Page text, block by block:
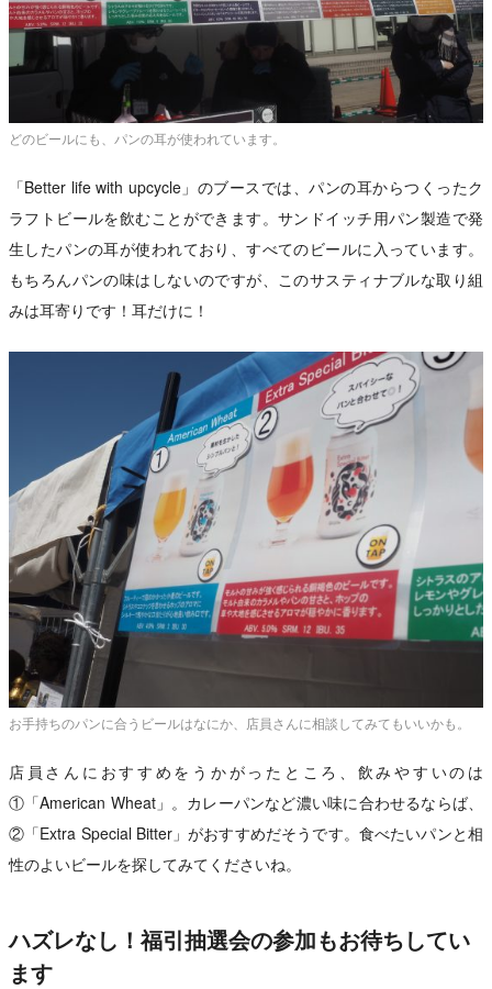
どのビールにも、パンの耳が使われています。
「Better life with upcycle」のブースでは、パンの耳からつくったク
ラフトビールを飲むことができます。サンドイッチ用パン製造で発
生したパンの耳が使われており、すべてのビールに入っています。
もちろんパンの味はしないのですが、このサスティナブルな取り組
みは耳寄りです！耳だけに！
お手持ちのパンに合うビールはなにか、店員さんに相談してみてもいいかも。
店員さんにおすすめをうかがったところ、飲みやすいのは
①「American Wheat」。カレーパンなど濃い味に合わせるならば、
②「Extra Special Bitter」がおすすめだそうです。食べたいパンと相
性のよいビールを探してみてくださいね。
ハズレなし！福引抽選会の参加もお待ちしてい
ます